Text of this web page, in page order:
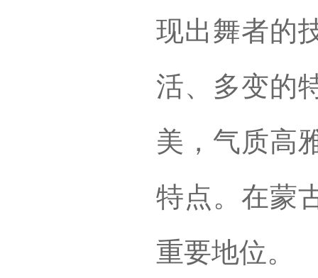
现出舞者的
活、多变的
美，气质高
特点。在蒙
重要地位。